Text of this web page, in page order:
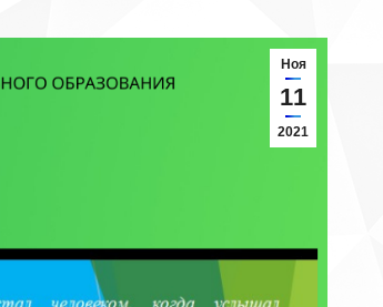
Ноя
11
2021